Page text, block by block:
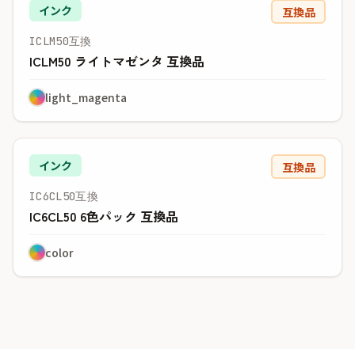
インク 互換品
ICLM50互換
ICLM50 ライトマゼンタ 互換品
light_magenta
インク 互換品
IC6CL50互換
IC6CL50 6色パック 互換品
color